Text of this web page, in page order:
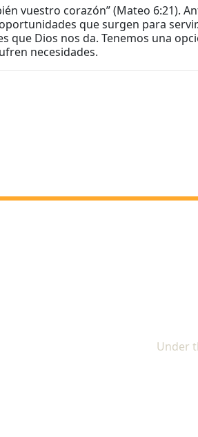
vuestro corazón” (Mateo 6:21).
que surgen para
Dios nos da. Tenemos una
necesidades.
Under